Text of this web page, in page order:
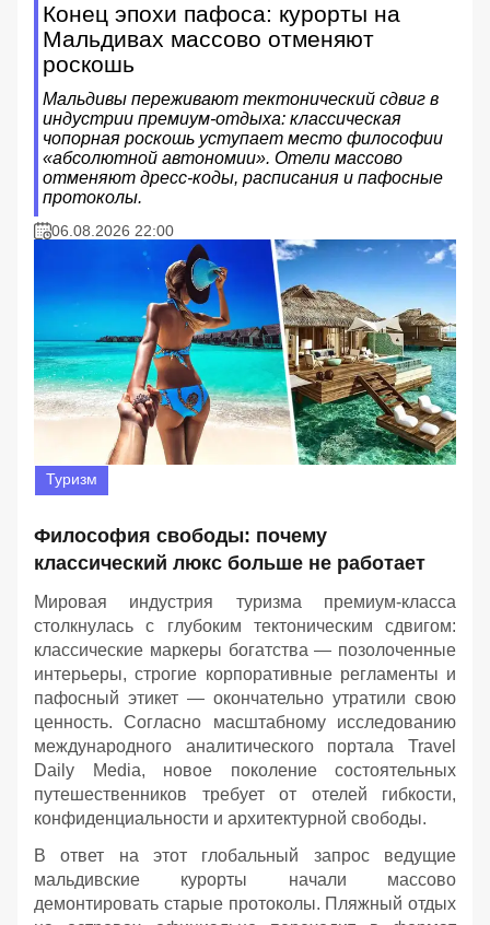
Конец эпохи пафоса: курорты на
Мальдивах массово отменяют
роскошь
Мальдивы переживают тектонический сдвиг в
индустрии премиум-отдыха: классическая
чопорная роскошь уступает место философии
«абсолютной автономии». Отели массово
отменяют дресс-коды, расписания и пафосные
протоколы.
06.08.2026 22:00
Туризм
Философия свободы: почему
классический люкс больше не работает
Мировая индустрия туризма премиум-класса
столкнулась с глубоким тектоническим сдвигом:
классические маркеры богатства — позолоченные
интерьеры, строгие корпоративные регламенты и
пафосный этикет — окончательно утратили свою
ценность. Согласно масштабному исследованию
международного аналитического портала Travel
Daily Media, новое поколение состоятельных
путешественников требует от отелей гибкости,
конфиденциальности и архитектурной свободы.
В ответ на этот глобальный запрос ведущие
мальдивские курорты начали массово
демонтировать старые протоколы. Пляжный отдых